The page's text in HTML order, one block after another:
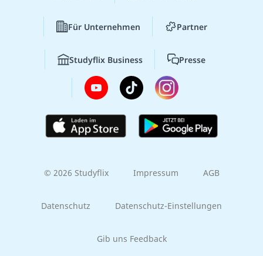
Für Unternehmen Partner
Studyflix Business Presse
© 2026 Studyflix Impressum AGB
Datenschutz Datenschutz-Einstellungen
Gib uns Feedback